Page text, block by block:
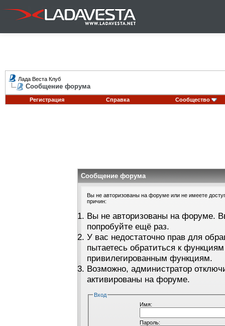
Лада Веста Клуб
Сообщение форума
Регистрация Справка Сообщество
Сообщение форума
Вы не авторизованы на форуме или не имеете
причин:
Вы не авторизованы на форуме.
попробуйте ещё раз.
У вас недостаточно прав для
пытаетесь обратиться к
привилегированным функциям.
Возможно, администратор
активированы на форуме.
Вход
Имя:
Пароль: